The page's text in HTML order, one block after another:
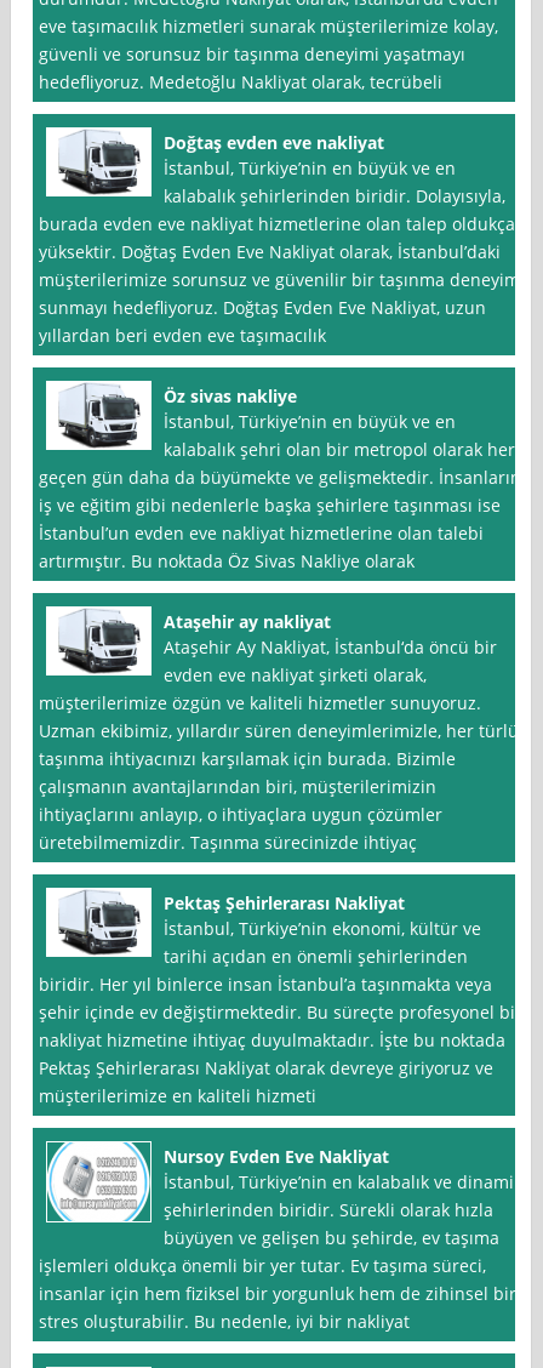
eve taşımacılık hizmetleri sunarak müşterilerimize kolay,
güvenli ve sorunsuz bir taşınma deneyimi yaşatmayı
hedefliyoruz. Medetoğlu Nakliyat olarak, tecrübeli
Doğtaş evden eve nakliyat
İstanbul, Türkiye’nin en büyük ve en
kalabalık şehirlerinden biridir. Dolayısıyla,
burada evden eve nakliyat hizmetlerine olan talep oldukça
yüksektir. Doğtaş Evden Eve Nakliyat olarak, İstanbul’daki
müşterilerimize sorunsuz ve güvenilir bir taşınma deneyimi
sunmayı hedefliyoruz. Doğtaş Evden Eve Nakliyat, uzun
yıllardan beri evden eve taşımacılık
Öz sivas nakliye
İstanbul, Türkiye’nin en büyük ve en
kalabalık şehri olan bir metropol olarak her
geçen gün daha da büyümekte ve gelişmektedir. İnsanların
iş ve eğitim gibi nedenlerle başka şehirlere taşınması ise
İstanbul’un evden eve nakliyat hizmetlerine olan talebi
artırmıştır. Bu noktada Öz Sivas Nakliye olarak
Ataşehir ay nakliyat
Ataşehir Ay Nakliyat, İstanbul‘da öncü bir
evden eve nakliyat şirketi olarak,
müşterilerimize özgün ve kaliteli hizmetler sunuyoruz.
Uzman ekibimiz, yıllardır süren deneyimlerimizle, her türlü
taşınma ihtiyacınızı karşılamak için burada. Bizimle
çalışmanın avantajlarından biri, müşterilerimizin
ihtiyaçlarını anlayıp, o ihtiyaçlara uygun çözümler
üretebilmemizdir. Taşınma sürecinizde ihtiyaç
Pektaş Şehirlerarası Nakliyat
İstanbul, Türkiye’nin ekonomi, kültür ve
tarihi açıdan en önemli şehirlerinden
biridir. Her yıl binlerce insan İstanbul’a taşınmakta veya
şehir içinde ev değiştirmektedir. Bu süreçte profesyonel bir
nakliyat hizmetine ihtiyaç duyulmaktadır. İşte bu noktada
Pektaş Şehirlerarası Nakliyat olarak devreye giriyoruz ve
müşterilerimize en kaliteli hizmeti
Nursoy Evden Eve Nakliyat
İstanbul, Türkiye’nin en kalabalık ve dinamik
şehirlerinden biridir. Sürekli olarak hızla
büyüyen ve gelişen bu şehirde, ev taşıma
işlemleri oldukça önemli bir yer tutar. Ev taşıma süreci,
insanlar için hem fiziksel bir yorgunluk hem de zihinsel bir
stres oluşturabilir. Bu nedenle, iyi bir nakliyat